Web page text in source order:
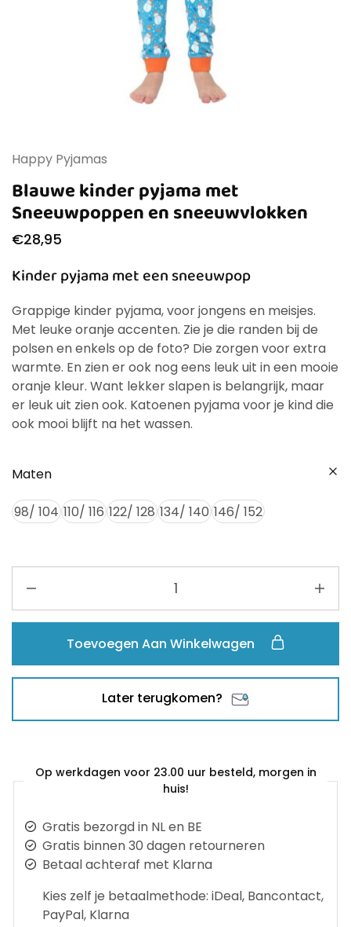
Happy Pyjamas
Blauwe kinder pyjama met
Sneeuwpoppen en sneeuwvlokken
€28,95
Kinder pyjama met een sneeuwpop
Grappige kinder pyjama, voor jongens en meisjes.
Met leuke oranje accenten. Zie je die randen bij de
polsen en enkels op de foto? Die zorgen voor extra
warmte. En zien er ook nog eens leuk uit in een mooie
oranje kleur. Want lekker slapen is belangrijk, maar
er leuk uit zien ook. Katoenen pyjama voor je kind die
ook mooi blijft na het wassen.
Maten
98/ 104 110/ 116 122/ 128 134/ 140 146/ 152
Toevoegen Aan Winkelwagen
Later terugkomen?
Op werkdagen voor 23.00 uur besteld, morgen in
huis!
Gratis bezorgd in NL en BE
Gratis binnen 30 dagen retourneren
Betaal achteraf met Klarna
Kies zelf je betaalmethode: iDeal, Bancontact,
PayPal, Klarna